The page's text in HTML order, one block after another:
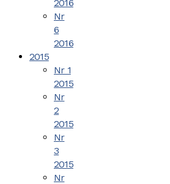
2016
Nr
6
2016
2015
Nr 1
2015
Nr
2
2015
Nr
3
2015
Nr